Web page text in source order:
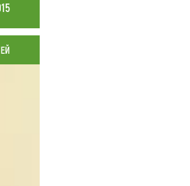
впечатлений